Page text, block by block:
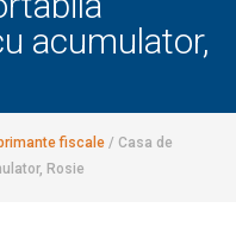
acumulator,
fiscale / Casa de
Rosie